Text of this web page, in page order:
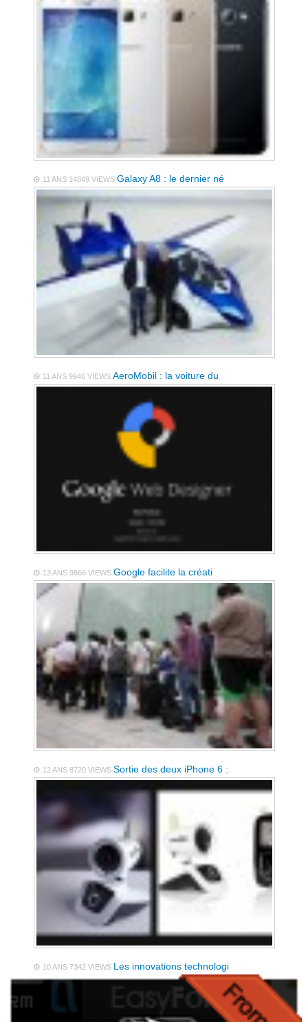
11 ANS 14849 VIEWSGalaxy A8 : le dernier né
11 ANS9946 VIEWSAeroMobil : la voiture du
13 ANS9866 VIEWSGoogle facilite la créati
12 ANS8720 VIEWSSortie des deux iPhone 6 :
10 ANS7342 VIEWS Les innovations technologi